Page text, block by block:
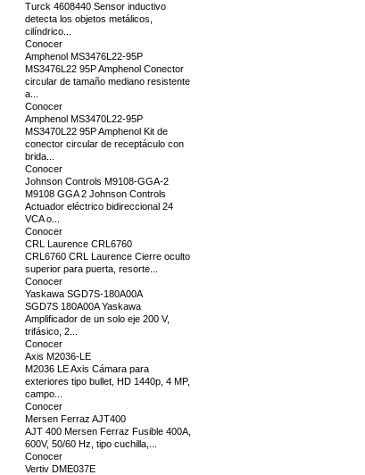
Turck 4608440 Sensor inductivo
detecta los objetos metálicos,
cilíndrico...
Conocer
Amphenol MS3476L22-95P
MS3476L22 95P Amphenol Conector
circular de tamaño mediano resistente
a...
Conocer
Amphenol MS3470L22-95P
MS3470L22 95P Amphenol Kit de
conector circular de receptáculo con
brida...
Conocer
Johnson Controls M9108-GGA-2
M9108 GGA 2 Johnson Controls
Actuador eléctrico bidireccional 24
VCA o...
Conocer
CRL Laurence CRL6760
CRL6760 CRL Laurence Cierre oculto
superior para puerta, resorte...
Conocer
Yaskawa SGD7S-180A00A
SGD7S 180A00A Yaskawa
Amplificador de un solo eje 200 V,
trifásico, 2...
Conocer
Axis M2036-LE
M2036 LE Axis Cámara para
exteriores tipo bullet, HD 1440p, 4 MP,
campo...
Conocer
Mersen Ferraz AJT400
AJT 400 Mersen Ferraz Fusible 400A,
600V, 50/60 Hz, tipo cuchilla,...
Conocer
Vertiv DME037E